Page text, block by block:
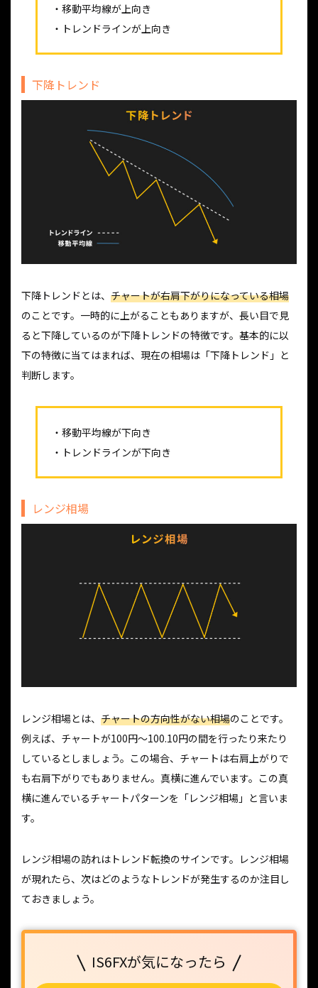
・移動平均線が上向き
・トレンドラインが上向き
下降トレンド
下降トレンドとは、 チャートが右肩下がりになっている相場
のことです。一時的に上がることもありますが、長い目で見
ると下降しているのが下降トレンドの特徴です。基本的に以
下の特徴に当てはまれば、現在の相場は「下降トレンド」と
判断します。
・移動平均線が下向き
・トレンドラインが下向き
レンジ相場
レンジ相場とは、 チャートの方向性がない相場のことです。
例えば、チャートが100円～100.10円の間を行ったり来たり
しているとしましょう。この場合、チャートは右肩上がりで
も右肩下がりでもありません。真横に進んでいます。この真
横に進んでいるチャートパターンを「レンジ相場」と言いま
す。
レンジ相場の訪れはトレンド転換のサインです。レンジ相場
が現れたら、次はどのようなトレンドが発生するのか注目し
ておきましょう。
IS6FXが気になったら